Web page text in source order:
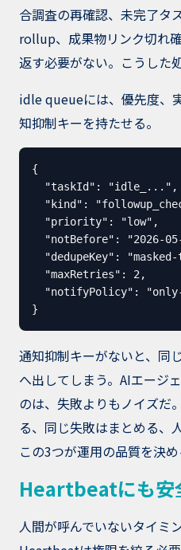
合調査の再確認、未完了タ
rollup、成果物リンク切れ
返す必要がない。こうした
idle queueには、優先度、
知抑制キーを持たせる。
{
  "taskId": "idle_...",
"kind":
  "priority": "low",
"notBefore": "2026-
"dedupeKey":
  "maxRetries": 2,
"notifyPolicy":
}
通知抑制キーがないと、同
へ出してしまう。AIエージ
のは、失敗よりもノイズだ
る、同じ失敗はまとめる、
この3つが運用の品質を決め
Heartbeatにも安
人間が呼んでいないタイミ